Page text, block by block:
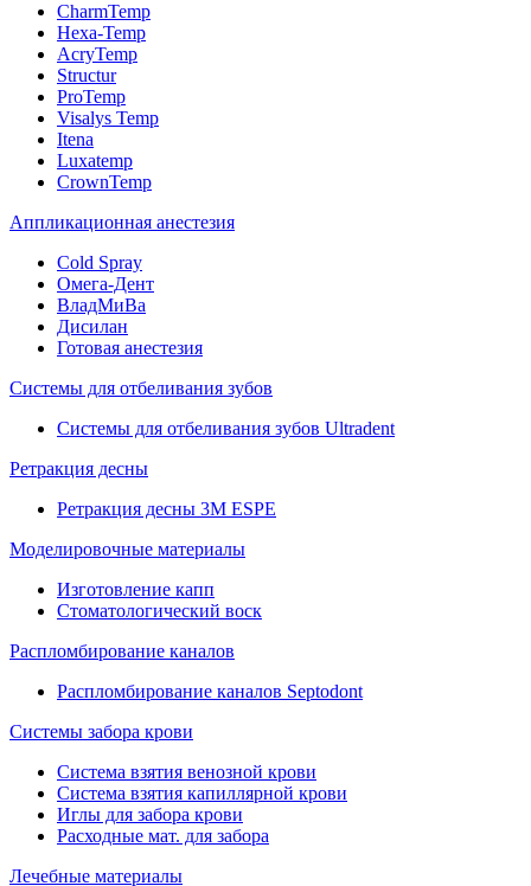
CharmTemp
Hexa-Temp
AcryTemp
Structur
ProTemp
Visalys Temp
Itena
Luxatemp
CrownTemp
Аппликационная анестезия
Cold Spray
Омега-Дент
ВладМиВа
Дисилан
Готовая анестезия
Системы для отбеливания зубов
Системы для отбеливания зубов Ultradent
Ретракция десны
Ретракция десны 3M ESPE
Моделировочные материалы
Изготовление капп
Стоматологический воск
Распломбирование каналов
Распломбирование каналов Septodont
Системы забора крови
Система взятия венозной крови
Система взятия капиллярной крови
Иглы для забора крови
Расходные мат. для забора
Лечебные материалы